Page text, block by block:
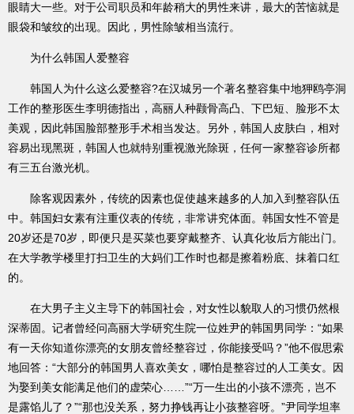
眼睛大一些。对于公司职员和年龄稍大的男性来讲，最大的苦恼就是
眼袋和皱纹的出现。因此，男性除皱相当流行。
为什么韩国人爱整容
韩国人为什么这么爱整容?在汉城另一个著名整容集中地狎鸥亭洞
工作的整形医生李明德指出，高丽人种颧骨高凸、下巴短、脸形不太
美观，因此韩国脸部整形手术相当发达。另外，韩国人皮肤白，相对
容易出现黑斑，韩国人也就特别重视激光除斑，任何一家整容诊所都
有三五台激光机。
除客观因素外，传统的因素也促使越来越多的人加入到整容队伍
中。韩国妇女素有注重仪表的传统，非常讲究体面。韩国女性不管是
20岁还是70岁，即便只是买菜也要穿戴整齐、认真化妆后方能出门。
在大学教学楼里打扫卫生的大妈们工作时也都是擦着粉底、抹着口红
的。
在大男子主义主导下的韩国社会，对女性以貌取人的习惯仍然根
深蒂固。记者曾经问高丽大学研究生院一位姓尹的韩国男同学：“如果
有一天你知道你漂亮的女朋友曾经整容过，你能接受吗？”他不假思索
地回答：“大部分的韩国男人喜欢美女，哪怕是整容过的人工美女。因
为娶到美女能满足他们的虚荣心……”“万一生出的小孩不漂亮，岂不
是露馅儿了？”“那也没关系，努力挣钱再让小孩整容呀。”尹同学坦率